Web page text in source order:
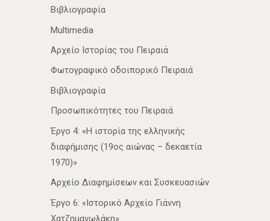
Βιβλιογραφία
Multimedia
Αρχείο Ιστορίας του Πειραιά
Φωτογραφικό οδοιπορικό Πειραιά
Βιβλιογραφία
Προσωπικότητες του Πειραιά
Έργο 4: «Η ιστορία της ελληνικής
διαφήμισης (19ος αιώνας – δεκαετία
1970)»
Αρχείο Διαφημίσεων και Συσκευασιών
Έργο 6: «Ιστορικό Αρχείο Γιάννη
Χατζημανωλάκη»